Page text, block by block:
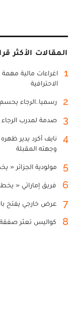
المقالات الأكثر
1
اغراءات مالية
الاحترافية
2 رسميا..الرجاء
3 صدمة لمدرب
4
نايف أكرد يدير
وجهته المقبلة
5 مولودية الجزائر «
6 فريق إماراتي «
7 عرض خارجي يفتح
8 كواليس تعثر